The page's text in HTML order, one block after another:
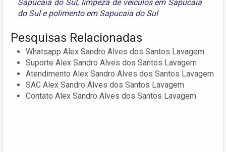
Sapucaia do Sul, limpeza de veículos em Sapucaia
do Sulepolimento em Sapucaia do Sul
Pesquisas Relacionadas
Whatsapp Alex Sandro Alves dos Santos Lavagem
Suporte Alex Sandro Alves dos Santos Lavagem
Atendimento Alex Sandro Alves dos Santos Lavagem
SAC Alex Sandro Alves dos Santos Lavagem
Contato Alex Sandro Alves dos Santos Lavagem